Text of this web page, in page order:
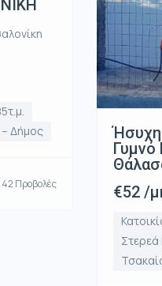
Δήμος
42 Προβολές
Γυμνό
€52 /